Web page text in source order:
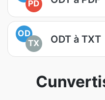
PD
OD
TX
ODT à TXT